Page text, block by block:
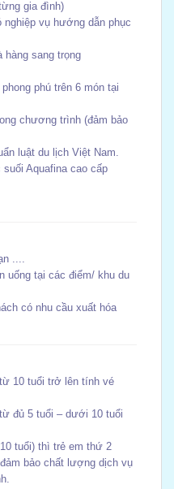
gia đình)
vụ hướng dẫn phục
hàng sang trọng
phú trên 6 món tại
chương trình (đảm bảo
luật du lịch Việt Nam.
Aquafina cao cấp
....
uống tại các điểm/ khu du
có nhu cầu xuất hóa
10 tuổi trở lên tính vé
đủ 5 tuổi – dưới 10 tuổi
tuổi) thì trẻ em thứ 2
bảo chất lượng dịch vụ